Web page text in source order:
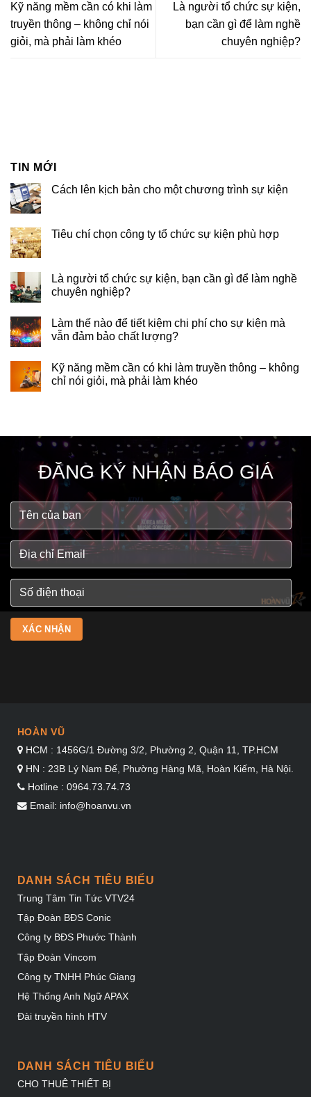
Kỹ năng mềm cần có khi làm
truyền thông – không chỉ nói
giỏi, mà phải làm khéo
Là người tổ chức sự kiện,
bạn cần gì để làm nghề
chuyên nghiệp?
TIN MỚI
Cách lên kịch bản cho một chương trình sự kiện
Tiêu chí chọn công ty tổ chức sự kiện phù hợp
Là người tổ chức sự kiện, bạn cần gì để làm nghề
chuyên nghiệp?
Làm thế nào để tiết kiệm chi phí cho sự kiện mà
vẫn đảm bảo chất lượng?
Kỹ năng mềm cần có khi làm truyền thông – không
chỉ nói giỏi, mà phải làm khéo
ĐĂNG KÝ NHẬN BÁO GIÁ
HOÀN VŨ
HCM : 1456G/1 Đường 3/2, Phường 2, Quận 11, TP.HCM
HN : 23B Lý Nam Đế, Phường Hàng Mã, Hoàn Kiếm, Hà Nội.
Hotline : 0964.73.74.73
Email: info@hoanvu.vn
DANH SÁCH TIÊU BIỂU
Trung Tâm Tin Tức VTV24
Tập Đoàn BĐS Conic
Công ty BĐS Phước Thành
Tập Đoàn Vincom
Công ty TNHH Phúc Giang
Hệ Thống Anh Ngữ APAX
Đài truyền hình HTV
DANH SÁCH TIÊU BIỂU
CHO THUÊ THIẾT BỊ